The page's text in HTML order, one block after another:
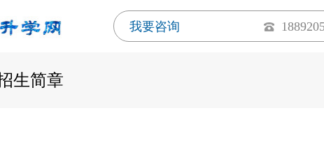
我要咨询
生简章